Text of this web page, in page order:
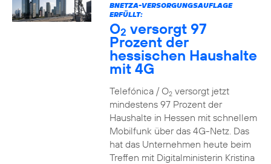
BNETZA-VERSORGUNGSAUFLAGE
ERFÜLLT:
O2 versorgt 97
Prozent der
hessischen Haushalte
mit 4G
Telefónica / O2versorgt jetzt
mindestens 97 Prozent der
Haushalte in Hessen mit schnellem
Mobilfunk über das 4G-Netz. Das
hat das Unternehmen heute beim
Treffen mit Digitalministerin Kristina